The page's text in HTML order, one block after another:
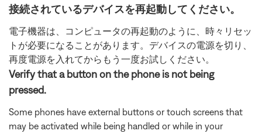
接続されているデバイスを再起動してください。
電子機器は、コンピュータの再起動のように、時々リセッ
トが必要になることがあります。デバイスの電源を切り、
再度電源を入れてからもう一度お試しください。
Verify that a button on the phone is not being
pressed.
Some phones have external buttons or touch screens that
may be activated while being handled or while in your